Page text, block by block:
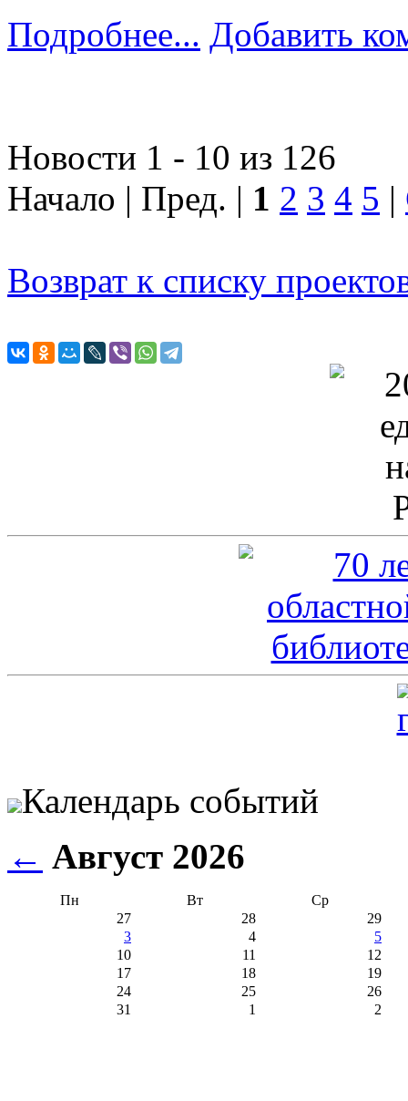
Подробнее... Добавить
Новости 1 - 10 из 126
Начало | Пред. | 1 2 3 4 5 |
Возврат к списку
Календарь событий
← Август 2026
Пн Вт
Ср
27
28
29
3
4
5
10
11
12
17
18
19
24
25
26
31
1 2